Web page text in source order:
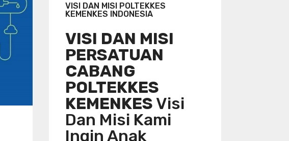
VISI DAN MISI POLTEKKES
KEMENKES INDONESIA
VISI DAN MISI
PERSATUAN
CABANG
POLTEKKES
KEMENKES Visi
Dan Misi Kami
Ingin Anak